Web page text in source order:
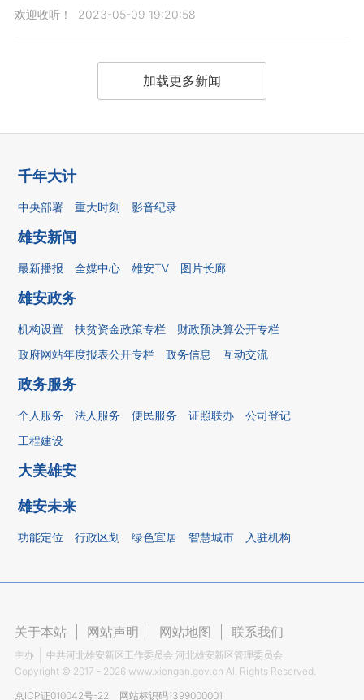
欢迎收听！ 2023-05-09 19:20:58
加载更多新闻
千年大计
中央部署 重大时刻 影音纪录
雄安新闻
最新播报 全媒中心 雄安TV 图片长廊
雄安政务
机构设置 扶贫资金政策专栏
财政预决算公开专栏
政府网站年度报表公开专栏
政务信息 互动交流
政务服务
个人服务 法人服务 便民服务 证照联办
公司登记
工程建设
大美雄安
雄安未来
功能定位 行政区划 绿色宜居 智慧城市 入驻机构
关于本站 网站声明 网站地图 联系我们
主办
中共河北雄安新区工作委员会 河北雄安新区管理委员会
Copyright © 2017 - 2026 www.xiongan.gov.cn All Rights Reserved.
京ICP证010042号-22
网站标识码1399000001